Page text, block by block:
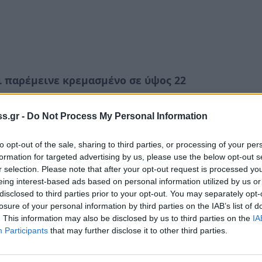
- Do Not Process My Personal Information
opt-out of the sale, sharing to third parties, or processing of your
for targeted advertising by us, please use the below opt-out
selection. Please note that after your opt-out request is processed
interest-based ads based on personal information utilized by us
to third parties prior to your opt-out. You may separately
of your personal information by third parties on the IAB’s list of
This information may also be disclosed by us to third parties on the
Participants that may further disclose it to other third parties.
παρέμεινε κρεμασμένο σε ύψος 22
τηςΚίνας, στις 25 Αυγούστου,
κενό στα κάγκελα που προστατεύουν
στον πέμπτο όροφο.
κρεμασμένο σε ύψος 22 μέτρων από